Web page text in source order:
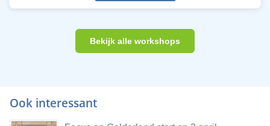
Bekijk alle workshops
Ook interessant